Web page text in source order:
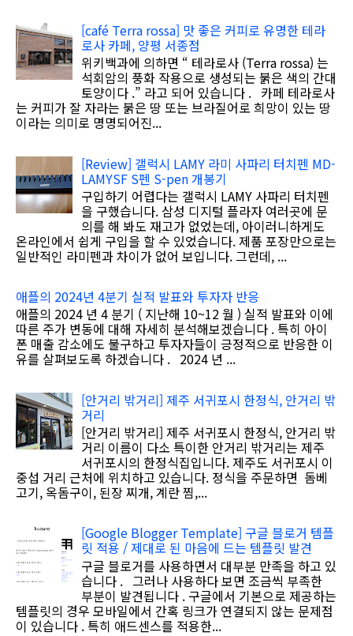
[café Terra rossa] 맛 좋은 커피로 유명한 테라
로사 카페, 양평 서종점
위키백과에 의하면 “ 테라로사 (Terra rossa) 는
석회암의 풍화 작용으로 생성되는 붉은 색의 간대
토양이다 .” 라고 되어 있습니다 . 카페 테라로사
는 커피가 잘 자라는 붉은 땅 또는 브라질어로 희망이 있는 땅
이라는 의미로 명명되어진...
[Review] 갤럭시 LAMY 라미 사파리 터치펜 MD-
LAMYSF S펜 S-pen 개봉기
구입하기 어렵다는 갤럭시 LAMY 사파리 터치펜
을 구했습니다. 삼성 디지털 플라자 여러곳에 문
의를 해 봐도 재고가 없었는데, 아이러니하게도
온라인에서 쉽게 구입을 할 수 있었습니다. 제품 포장만으로는
일반적인 라미펜과 차이가 없어 보입니다. 그런데, ...
애플의 2024년 4분기 실적 발표와 투자자 반응
애플의 2024 년 4 분기 ( 지난해 10~12 월 ) 실적 발표와 이에
따른 주가 변동에 대해 자세히 분석해보겠습니다 . 특히 아이
폰 매출 감소에도 불구하고 투자자들이 긍정적으로 반응한 이
유를 살펴보도록 하겠습니다 . 2024 년 ...
[안거리 밖거리] 제주 서귀포시 한정식, 안거리 밖
거리
[안거리 밖거리] 제주 서귀포시 한정식, 안거리 밖
거리 이름이 다소 특이한 안거리 밖거리는 제주
서귀포시의 한정식집입니다. 제주도 서귀포시 이
중섭 거리 근처에 위치하고 있습니다. 정식을 주문하면 돔베
고기, 옥돔구이, 된장 찌개, 계란 찜,...
[Google Blogger Template] 구글 블로거 템플
릿 적용 / 제대로 된 마음에 드는 템플릿 발견
구글 블로거를 사용하면서 대부분 만족을 하고 있
습니다 . 그러나 사용하다 보면 조금씩 부족한
부분이 발견됩니다 . 구글에서 기본으로 제공하는
템플릿의 경우 모바일에서 간혹 링크가 연결되지 않는 문제점
이 있습니다 . 특히 애드센스를 적용한...